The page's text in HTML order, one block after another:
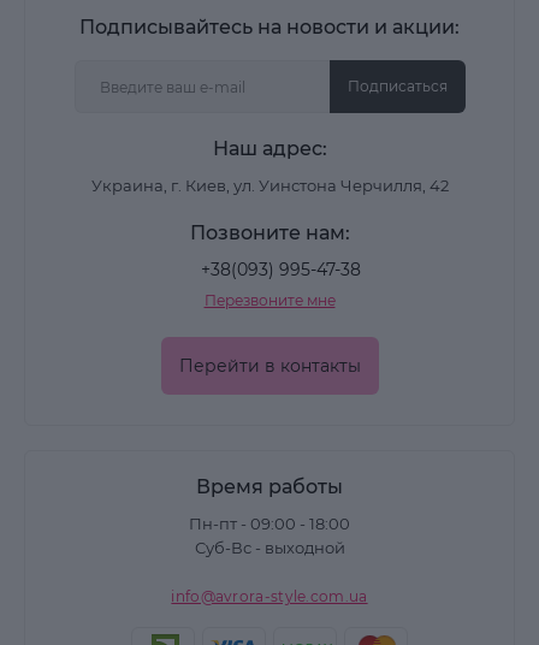
Подписывайтесь на новости и акции:
Подписаться
Наш адрес:
Украина, г. Киев, ул. Уинстона Черчилля, 42
Позвоните нам:
+38(093) 995-47-38
Перезвоните мне
Перейти в контакты
Время работы
Пн-пт - 09:00 - 18:00
Суб-Вс - выходной
info@avrora-style.com.ua